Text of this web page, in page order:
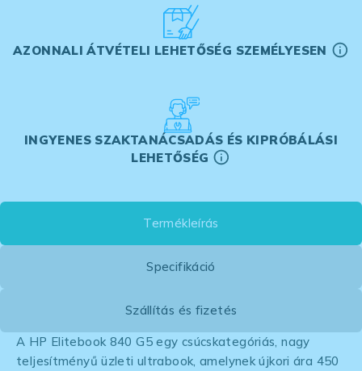
AZONNALI ÁTVÉTELI LEHETŐSÉG SZEMÉLYESEN
INGYENES SZAKTANÁCSADÁS ÉS KIPRÓBÁLÁSI
LEHETŐSÉG
Termékleírás
Specifikáció
Szállítás és fizetés
A HP Elitebook 840 G5 egy csúcskategóriás, nagy
teljesítményű üzleti ultrabook, amelynek újkori ára 450